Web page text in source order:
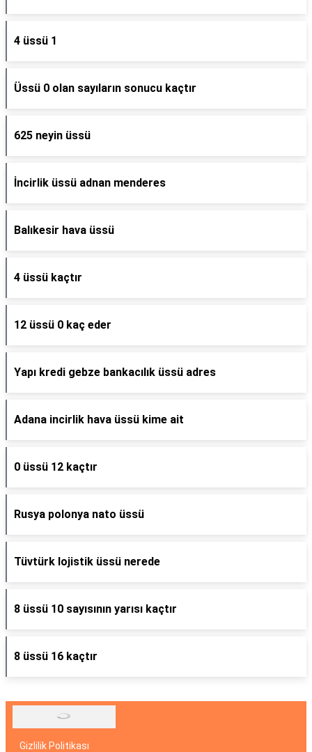
4 üssü 1
Üssü 0 olan sayıların sonucu kaçtır
625 neyin üssü
İncirlik üssü adnan menderes
Balıkesir hava üssü
4 üssü kaçtır
12 üssü 0 kaç eder
Yapı kredi gebze bankacılık üssü adres
Adana incirlik hava üssü kime ait
0 üssü 12 kaçtır
Rusya polonya nato üssü
Tüvtürk lojistik üssü nerede
8 üssü 10 sayısının yarısı kaçtır
8 üssü 16 kaçtır
Gizlilik Politikası